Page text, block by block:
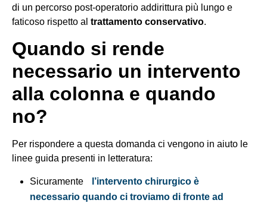
di un percorso post-operatorio addirittura più lungo e
faticoso rispetto al trattamento conservativo.
Quando si rende
necessario un intervento
alla colonna e quando
no?
Per rispondere a questa domanda ci vengono in aiuto le
linee guida presenti in letteratura:
Sicuramente
l’intervento chirurgico è
necessario quando ci troviamo di fronte ad